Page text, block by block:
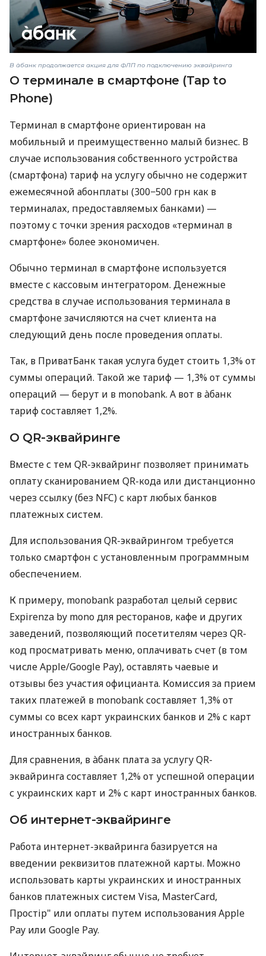
В àбанк продолжается акция для ФЛП по подключению эквайринга
О терминале в смартфоне (Tap to
Phone)
Терминал в смартфоне ориентирован на
мобильный и преимущественно малый бизнес. В
случае использования собственного устройства
(смартфона) тариф на услугу обычно не содержит
ежемесячной абонплаты (300−500 грн как в
терминалах, предоставляемых банками) —
поэтому с точки зрения расходов «терминал в
смартфоне» более экономичен.
Обычно терминал в смартфоне используется
вместе с кассовым интегратором. Денежные
средства в случае использования терминала в
смартфоне зачисляются на счет клиента на
следующий день после проведения оплаты.
Так, в ПриватБанк такая услуга будет стоить 1,3% от
суммы операций. Такой же тариф — 1,3% от суммы
операций — берут и в monobank. А вот в àбанк
тариф составляет 1,2%.
О QR-эквайринге
Вместе с тем QR-эквайринг позволяет принимать
оплату сканированием QR-кода или дистанционно
через ссылку (без NFC) с карт любых банков
платежных систем.
Для использования QR-эквайрингом требуется
только смартфон с установленным программным
обеспечением.
К примеру, monobank разработал целый сервис
Expirenza by mono для ресторанов, кафе и других
заведений, позволяющий посетителям через QR-
код просматривать меню, оплачивать счет (в том
числе Apple/Google Pay), оставлять чаевые и
отзывы без участия официанта. Комиссия за прием
таких платежей в monobank составляет 1,3% от
суммы со всех карт украинских банков и 2% с карт
иностранных банков.
Для сравнения, в àбанк плата за услугу QR-
эквайринга составляет 1,2% от успешной операции
с украинских карт и 2% с карт иностранных банков.
Об интернет-эквайринге
Работа интернет-эквайринга базируется на
введении реквизитов платежной карты. Можно
использовать карты украинских и иностранных
банков платежных систем Visa, MasterCard,
Простір" или оплаты путем использования Apple
Pay или Google Pay.